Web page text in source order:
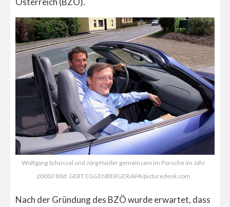
Wolfgang Schüssel und Jörg Haider gemeinsam im Porsche im Jahr
2000// Bild: GERT EGGENBERGER/APA/picturedesk.com
Nach der Gründung des BZÖ wurde erwartet, dass